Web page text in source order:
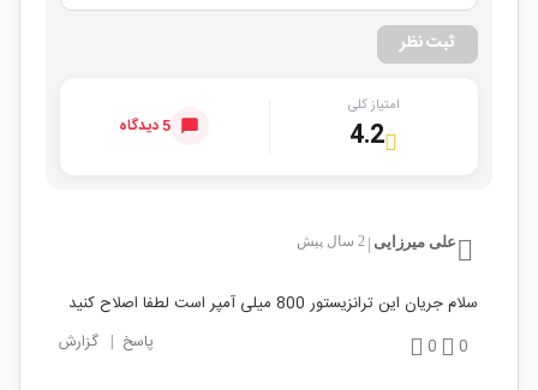
ثبت نظر
امتیاز کلی
4.2 5 دیدگاه
علی میرزایی | 2 سال پیش
سلام جریان این ترانزیستور 800 میلی آمپر است لطفا اصلاح کنید
0
0 پاسخ | گزارش